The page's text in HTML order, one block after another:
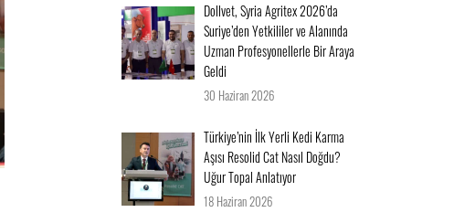
Dollvet, Syria Agritex 2026’da
Suriye’den Yetkililer ve Alanında
Uzman Profesyonellerle Bir Araya
Geldi
30 Haziran 2026
Türkiye’nin İlk Yerli Kedi Karma
Aşısı Resolid Cat Nasıl Doğdu?
Uğur Topal Anlatıyor
18 Haziran 2026